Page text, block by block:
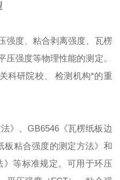
强度、粘合剥离强度、瓦楞
强度等物理性能的测定。
科研院校、 检测机构*的重
》、GB6546《瓦楞纸板边
板粘合强度的测定方法》和
》等标准规定。可用于环压